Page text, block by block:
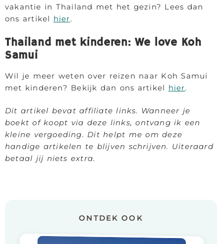
vakantie in Thailand met het gezin? Lees dan
ons artikel hier.
Thailand met kinderen: We love Koh
Samui
Wil je meer weten over reizen naar Koh Samui
met kinderen? Bekijk dan ons artikel hier.
Dit artikel bevat affiliate links. Wanneer je
boekt of koopt via deze links, ontvang ik een
kleine vergoeding. Dit helpt me om deze
handige artikelen te blijven schrijven. Uiteraard
betaal jij niets extra.
ONTDEK OOK